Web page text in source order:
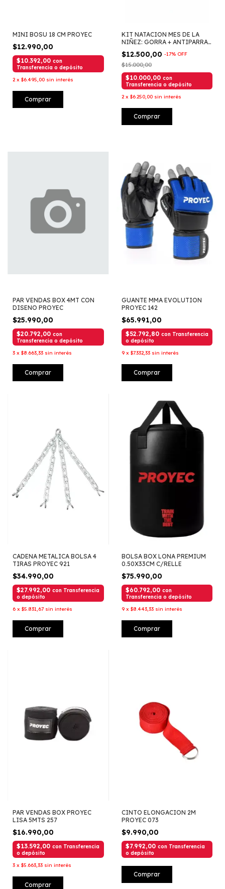
MINI BOSU 18 CM PROYEC
$12.990,00
$10.392,00 con
Transferencia o depósito
2 x $6.495,00 sin interés
Comprar
KIT NATACION MES DE LA
NIÑEZ: GORRA + ANTIPARRAS
$12.500,00 -17% OFF
$15.000,00
$10.000,00 con
Transferencia o depósito
2 x $6.250,00 sin interés
Comprar
PAR VENDAS BOX 4MT CON
DISENO PROYEC
$25.990,00
$20.792,00 con
Transferencia o depósito
3 x $8.663,33 sin interés
Comprar
GUANTE MMA EVOLUTION
PROYEC 142
$65.991,00
$52.792,80 con Transferencia
o depósito
9 x $7.332,33 sin interés
Comprar
CADENA METALICA BOLSA 4
TIRAS PROYEC 921
$34.990,00
$27.992,00 con Transferencia
o depósito
6 x $5.831,67 sin interés
Comprar
BOLSA BOX LONA PREMIUM
0.50X33CM C/RELLE
$75.990,00
$60.792,00 con
Transferencia o depósito
9 x $8.443,33 sin interés
Comprar
PAR VENDAS BOX PROYEC
LISA 5MTS 257
$16.990,00
$13.592,00 con Transferencia
o depósito
3 x $5.663,33 sin interés
Comprar
CINTO ELONGACION 2M
PROYEC 073
$9.990,00
$7.992,00 con Transferencia
o depósito
Comprar